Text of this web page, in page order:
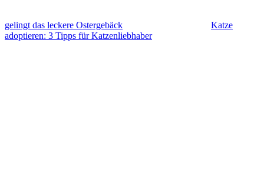
gelingt das leckere Ostergebäck
Katze
adoptieren: 3 Tipps für Katzenliebhaber